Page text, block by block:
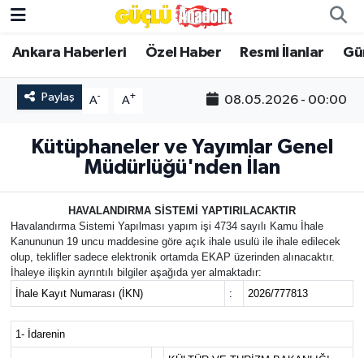
Ankara Haberleri Özel Haber Resmi İlanlar
Paylaş A- A+ 08.05.2026 - 00:00
Kütüphaneler ve Yayımlar Genel
Müdürlüğü'nden İlan
HAVALANDIRMA SİSTEMİ YAPTIRILACAKTIR
Havalandırma Sistemi Yapılması yapım işi 4734 sayılı Kamu İhale
Kanununun 19 uncu maddesine göre açık ihale usulü ile ihale edilecek
olup, teklifler sadece elektronik ortamda EKAP üzerinden alınacaktır.
İhaleye ilişkin ayrıntılı bilgiler aşağıda yer almaktadır:
İhale Kayıt Numarası (İKN)
: 2026/777813
1- İdarenin
Özel Haber
Ankara Haberleri
Resmi İlanlar
Gündem
Asayiş
Dünya
Magazin